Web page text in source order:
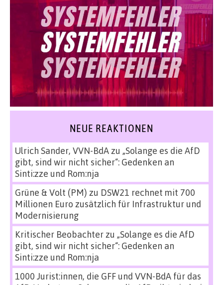
NEUE REAKTIONEN
Ulrich Sander, VVN-BdAzu „Solange es die AfD
gibt, sind wir nicht sicher“: Gedenken an
Sinti:zze und Rom:nja
Grüne & Volt (PM) zu DSW21 rechnet mit 700
Millionen Euro zusätzlich für Infrastruktur und
Modernisierung
Kritischer Beobachterzu „Solange es die AfD
gibt, sind wir nicht sicher“: Gedenken an
Sinti:zze und Rom:nja
1000 Jurist:innen, die GFF und VVN-BdA für das